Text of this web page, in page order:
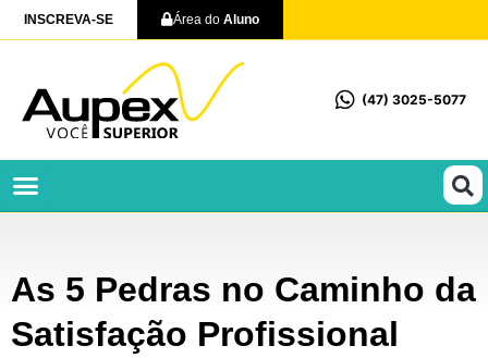
INSCREVA-SE Área do Aluno
(47) 3025-5077
As 5 Pedras no Caminho da
Satisfação Profissional